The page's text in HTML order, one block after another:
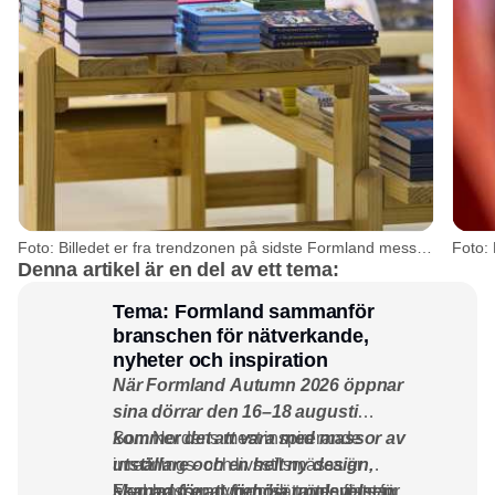
Foto: Billedet er fra trendzonen på sidste Formland messe i januar 2026
Denna artikel är en del av ett tema:
Tema: Formland sammanför
branschen för nätverkande,
nyheter och inspiration
När Formland Autumn 2026 öppnar
sina dörrar den 16–18 augusti
kommer det att vara med massor av
utställare och en helt ny design,
Som Nordens mest inspirerande
inrednings- och livsstilsmässa är